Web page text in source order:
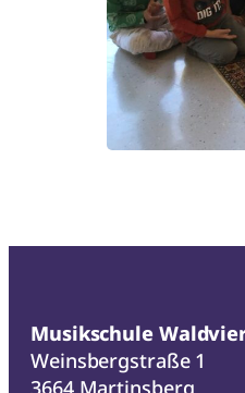
Musikschule
Weinsbergstraße 1
3664 Martinsberg